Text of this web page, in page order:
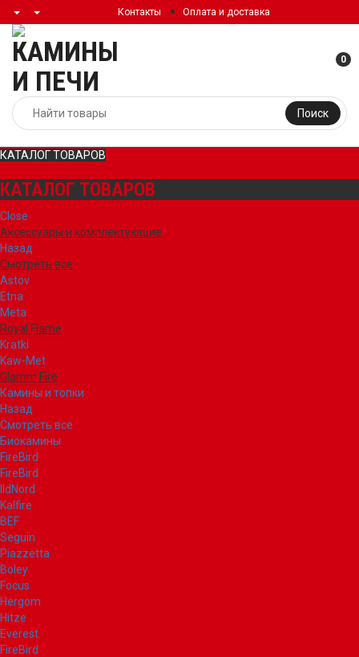
Контакты Оплата и доставка
Поиск
0
КАТАЛОГ ТОВАРОВ
КАТАЛОГ ТОВАРОВ
Close
Аксессуары и комплектующие
Назад
Смотреть все
Astov
Etna
Meta
Royal Flame
Kratki
Kaw-Met
Glamm Fire
Камины и топки
Назад
Смотреть все
Биокамины
FireBird
FireBird
IldNord
Kalfire
BEF
Seguin
Piazzetta
Boley
Focus
Hergom
Hitze
Everest
FireBird